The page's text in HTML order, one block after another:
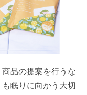
品の提案を行うな
眠りに向かう大切